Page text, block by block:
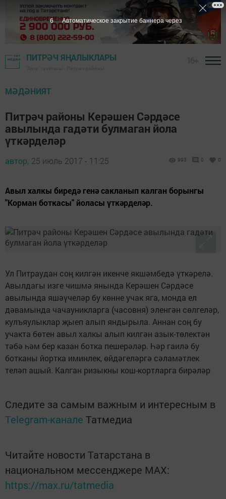
ПИТРӘЧ ЯҢАЛЫКЛАРЫ
МӘДӘНИЯТ
Питрәч районы Керәшен Сәрдәсе
авылында гадәти булмаган йола
үткәрделәр
автор, 25 июль 2017 - 11:25 993 0 0
Авыл халкы биредә генә сакланып калган борынгы
"Корман боткасы" йоласы үткәрделәр.
Ул Питраудан соң килгән икенче якшәмбедә үткәрелә.
Авылдагы изге чишмә янында Керәшен Сәрдәсе
авылында яшәүчеләр бу көнне учак яга, монда ел
дәвамында чачауникларга (часовня) эленгән сөлгеләр,
кулъяулыклар җыеп алып яндырыла. Аннан соң бу
учакта бөтен авыл халкы алып килгән азык-төлектән
тәбә һәм бер казан ботка пешерәләр. Һәр гаилә бу
ботканы йортка иминлек, өйдәгеләргә сәламәтлек
теләп ашый. Калган ризыкны кош-кортларга бирәләр
Следите за самым важным и интересным в
Telegram-канале Татмедиа
Читайте новости Татарстана в
национальном мессенджере MАХ:
https://max.ru/tatmedia
6 Автоматическое закрытие баннера через